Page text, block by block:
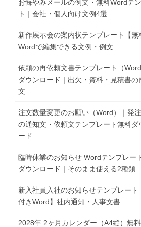
お悔やみメールの例文・無料Wordテ
ト｜会社・個人向け文例4選
新作展示会の案内状テンプレート【無
Wordで編集できる文例・例文
依頼の再依頼文書テンプレート（
ダウンロード｜出欠・資料・見積書の
文
注文数量変更のお願い（Word）｜発
の通知文・依頼文テンプレート無料ダ
ード
臨時休業のお知らせ Wordテンプレー
ダウンロード｜そのまま使える2種類
新入社員入社のお知らせテンプレート
付きWord】社内通知・人事文書
2028年 2ヶ月カレンダー（A4縦）無